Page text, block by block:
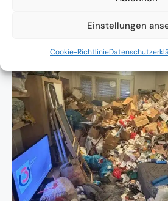
Einstellungen
Cookie-Richtlinie